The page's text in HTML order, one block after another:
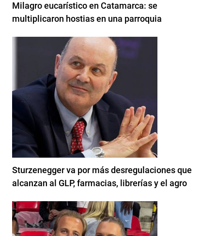
Milagro eucarístico en Catamarca: se
multiplicaron hostias en una parroquia
Sturzenegger va por más desregulaciones que
alcanzan al GLP, farmacias, librerías y el agro